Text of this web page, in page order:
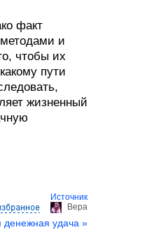
факт
и
чтобы их
пути
жизненный
Источник
Верa
денежная удача »